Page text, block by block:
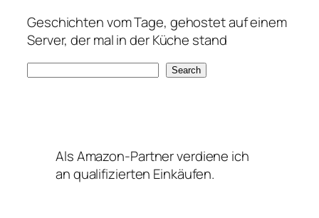
Geschichten vom Tage, gehostet auf einem
Server, der mal in der Küche stand
Search
Als Amazon-Partner verdiene ich
an qualifizierten Einkäufen.